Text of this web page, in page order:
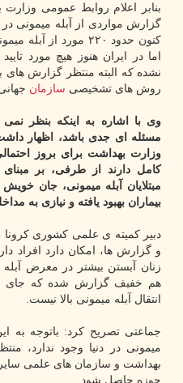
بنابر اعلام روابط عمومی
گزارش مواردی از آبله میمونی
کنون حدود ۲۲۰ مورد
اما در ایران هنوز هیچ مورد
نشده که البته منتظر گزارش های
روش های تشخیصی سازمان
وی با اشاره به اینکه بنظر
مسئله ای جدی باشد، اظهار
وزارت بهداشت برای بروز
کامل دارند از طرفی، بر
مبتلایان آبله میمونی، جان
بیماران بهبود یافته و نیازی به
دبیر کمیته ی علمی کشوری کرونا
و گزارش ها، امکان دارد افراد
زنان آبستن بیشتر در معرض آبله
هم خفیف گزارش شده که جای
انتقال آبله میمونی بالا نیست.
جماعتی تصریح کرد: باتوجه به
میمونی در دنیا وجود ندارد،
بهداشت و سازمان های علمی
حوزه حاصل شود.